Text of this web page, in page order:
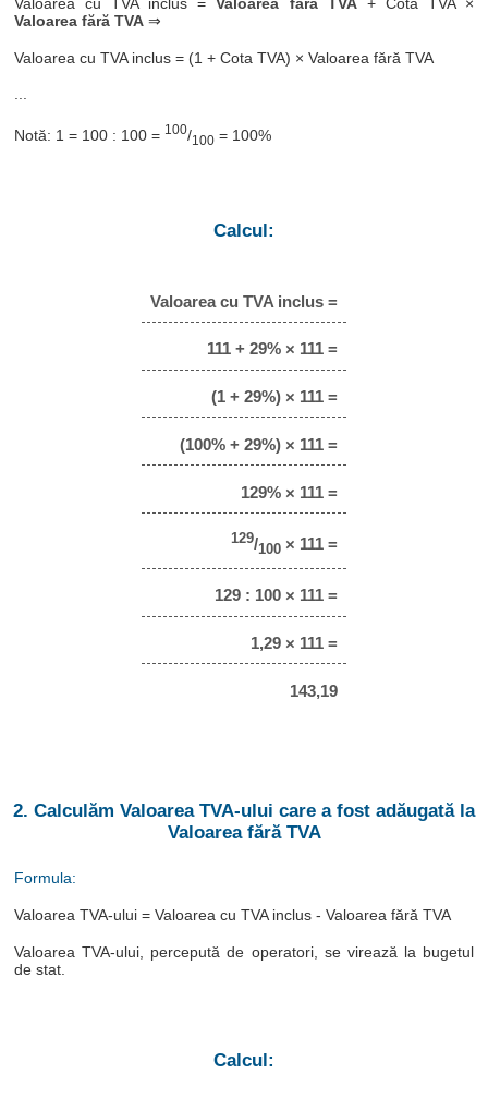
Valoarea fără TVA ⇒
Valoarea cu TVA inclus = (1 + Cota TVA) × Valoarea fără TVA
Notă: 1 = 100 : 100 = 100/100 = 100%
Calcul:
Valoarea cu TVA inclus =
111 + 29% × 111 =
(1 + 29%) × 111 =
(100% + 29%) × 111 =
129% × 111 =
129/100 × 111 =
129 : 100 × 111 =
1,29 × 111 =
143,19
2. Calculăm Valoarea TVA-ului care a fost adăugată la
Valoarea fără TVA
Formula:
Valoarea TVA-ului = Valoarea cu TVA inclus - Valoarea fără TVA
Valoarea TVA-ului, percepută de operatori, se virează la bugetul
de stat.
Calcul: